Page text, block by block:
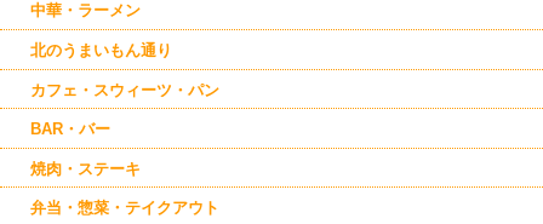
中華・ラーメン
北のうまいもん通り
カフェ・スウィーツ・パン
BAR・バー
焼肉・ステーキ
弁当・惣菜・テイクアウト